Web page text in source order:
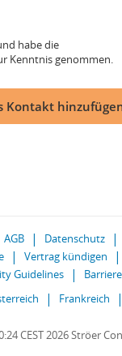
habe die
Kenntnis genommen.
Kontakt
AGB Datenschutz
Vertrag kündigen
Guidelines
Frankreich
CEST 2026 Ströer